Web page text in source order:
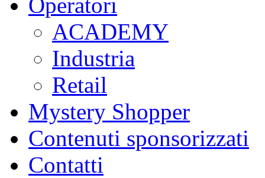
ACADEMY
Industria
Retail
Mystery Shopper
Contenuti sponsorizzati
Contatti